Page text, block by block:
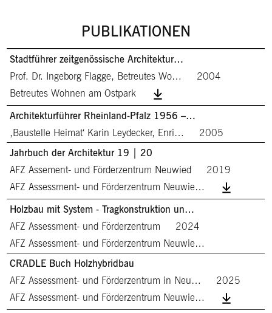
PUBLIKATIONEN
Stadtführer zeitgenössische Architektur…
Prof. Dr. Ingeborg Flagge, Betreutes Wo…
2004
Betreutes Wohnen am Ostpark
Architekturführer Rheinland-Pfalz 1956 –…
,Baustelle Heimat‘ Karin Leydecker, Enri…
2005
Jahrbuch der Architektur 19 | 20
AFZ Assement- und Förderzentrum Neuwied
2019
AFZ Assessment- und Förderzentrum Neuwie…
Holzbau mit System - Tragkonstruktion un…
AFZ Assessment- und Förderzentrum
2024
AFZ Assessment- und Förderzentrum Neuwie…
CRADLE Buch Holzhybridbau
AFZ Assessment- und Förderzentrum in Neu…
2025
AFZ Assessment- und Förderzentrum Neuwie…